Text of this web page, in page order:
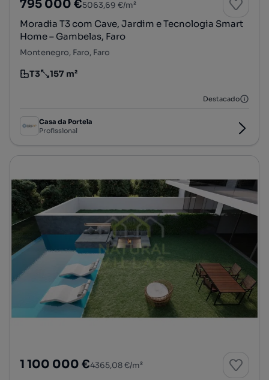
795 000 €5063,69 €/m²
Moradia T3 com Cave, Jardim e Tecnologia Smart
Home – Gambelas, Faro
Montenegro, Faro, Faro
Tipologia
T3
Preço por metro quadrado
157 m²
Destacado
Casa da Portela
Profissional
1 100 000 €4365,08 €/m²